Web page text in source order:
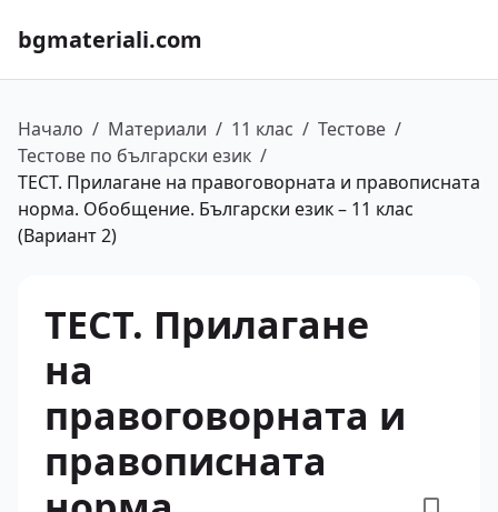
bgmateriali.com
Начало / Материали / 11 клас / Тестове /
Тестове по български език /
ТЕСТ. Прилагане на правоговорната и правописната
норма. Обобщение. Български език – 11 клас
(Вариант 2)
ТЕСТ. Прилагане
на
правоговорната и
правописната